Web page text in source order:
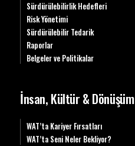
Sürdürülebilirlik Hedefleri
Risk Yönetimi
Sürdürülebilir Tedarik
Raporlar
Belgeler ve Politikalar
İnsan, Kültür & Dönüşüm
WAT’ta Kariyer Fırsatları
WAT’ta Seni Neler Bekliyor?